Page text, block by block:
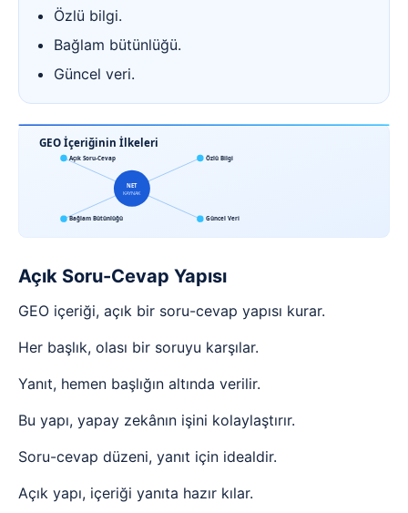
Özlü bilgi.
Bağlam bütünlüğü.
Güncel veri.
GEO İçeriğinin İlkeleri
NET
KAYNAK
Açık Soru-Cevap Özlü Bilgi
Bağlam Bütünlüğü Güncel Veri
Açık Soru-Cevap Yapısı
GEO içeriği, açık bir soru-cevap yapısı kurar.
Her başlık, olası bir soruyu karşılar.
Yanıt, hemen başlığın altında verilir.
Bu yapı, yapay zekânın işini kolaylaştırır.
Soru-cevap düzeni, yanıt için idealdir.
Açık yapı, içeriği yanıta hazır kılar.